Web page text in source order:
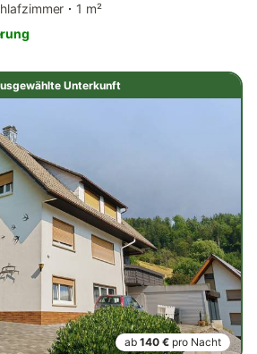
1 m²
Unterkunft
ab 140 € pro Nacht